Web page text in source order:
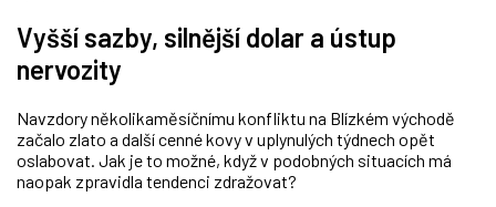
Vyšší sazby, silnější dolar a ústup
nervozity
Navzdory několikaměsíčnímu konfliktu na Blízkém východě
začalo zlato a další cenné kovy v uplynulých týdnech opět
oslabovat. Jak je to možné, když v podobných situacích má
naopak zpravidla tendenci zdražovat?